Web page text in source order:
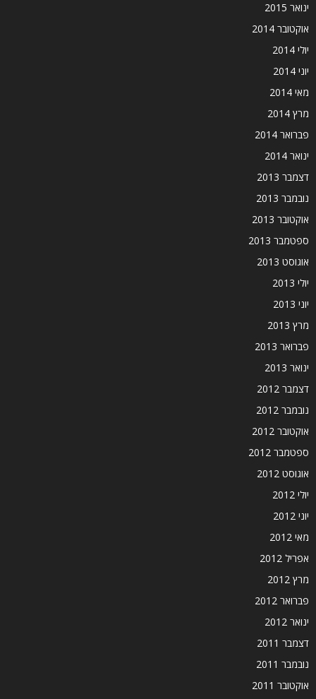
ינואר 2015
אוקטובר 2014
יולי 2014
יוני 2014
מאי 2014
מרץ 2014
פברואר 2014
ינואר 2014
דצמבר 2013
נובמבר 2013
אוקטובר 2013
ספטמבר 2013
אוגוסט 2013
יולי 2013
יוני 2013
מרץ 2013
פברואר 2013
ינואר 2013
דצמבר 2012
נובמבר 2012
אוקטובר 2012
ספטמבר 2012
אוגוסט 2012
יולי 2012
יוני 2012
מאי 2012
אפריל 2012
מרץ 2012
פברואר 2012
ינואר 2012
דצמבר 2011
נובמבר 2011
אוקטובר 2011